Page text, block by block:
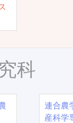
科
連合農
産科学